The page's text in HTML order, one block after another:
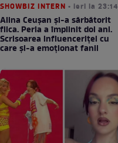
SHOWBIZ INTERN • ieri la 23:14
Alina Ceușan și-a sărbătorit
fiica. Perla a împlinit doi ani.
Scrisoarea influenceriței cu
care și-a emoționat fanii